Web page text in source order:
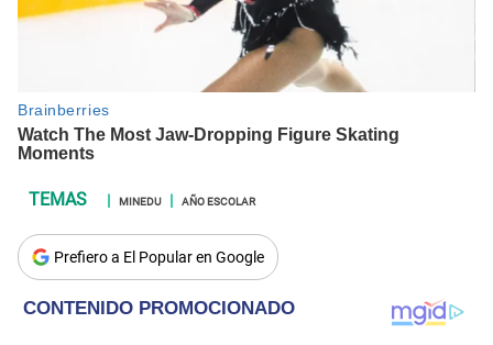
MINEDU AÑO ESCOLAR
Prefiero a El Popular en Google